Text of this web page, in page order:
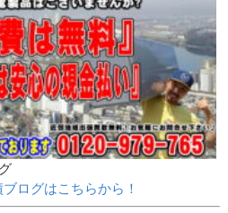
ログはこちらから！